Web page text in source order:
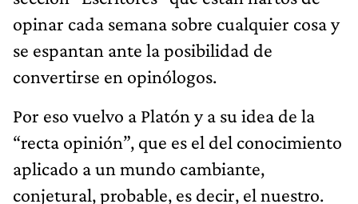
opinar cada semana sobre cualquier cosa y
se espantan ante la posibilidad de
convertirse en opinólogos.
Por eso vuelvo a Platón y a su idea de la
“recta opinión”, que es el del conocimiento
aplicado a un mundo cambiante,
conjetural, probable, es decir, el nuestro.